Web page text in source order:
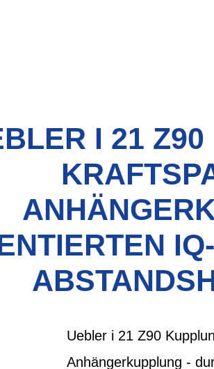
I 21
Uebler i 21 Z90
Anhängerkupplung -